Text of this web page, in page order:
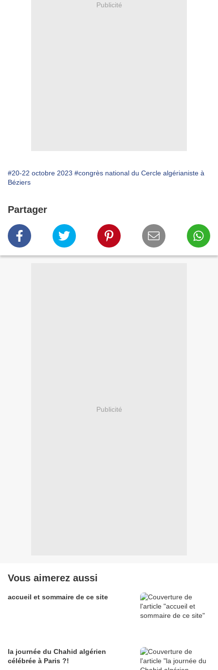
Publicité
#20-22 octobre 2023 #congrès national du Cercle algérianiste à
Béziers
Partager
Publicité
Vous aimerez aussi
accueil et sommaire de ce site
la journée du Chahid algérien
célébrée à Paris ?!